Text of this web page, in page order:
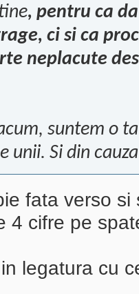
, pentru ca
ci si ca
neplacute
suntem o
unii. Si din
fata verso
4 cifre pe
legatura cu